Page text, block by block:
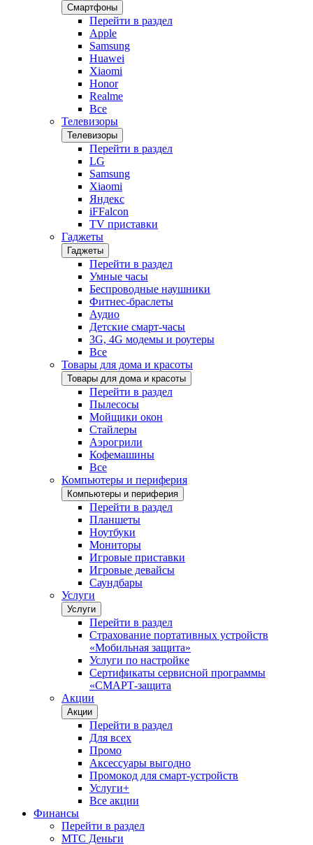
Смартфоны
Перейти в раздел
Apple
Samsung
Huawei
Xiaomi
Honor
Realme
Все
Телевизоры
Телевизоры
Перейти в раздел
LG
Samsung
Xiaomi
Яндекс
iFFalcon
TV приставки
Гаджеты
Гаджеты
Перейти в раздел
Умные часы
Беспроводные наушники
Фитнес-браслеты
Аудио
Детские смарт-часы
3G, 4G модемы и роутеры
Все
Товары для дома и красоты
Товары для дома и красоты
Перейти в раздел
Пылесосы
Мойщики окон
Стайлеры
Аэрогрили
Кофемашины
Все
Компьютеры и периферия
Компьютеры и периферия
Перейти в раздел
Планшеты
Ноутбуки
Мониторы
Игровые приставки
Игровые девайсы
Саундбары
Услуги
Услуги
Перейти в раздел
Страхование портативных устройств
«Мобильная защита»
Услуги по настройке
Сертификаты сервисной программы
«СМАРТ-защита
Акции
Акции
Перейти в раздел
Для всех
Промо
Аксессуары выгодно
Промокод для смарт-устройств
Услуги+
Все акции
Финансы
Перейти в раздел
МТС Деньги